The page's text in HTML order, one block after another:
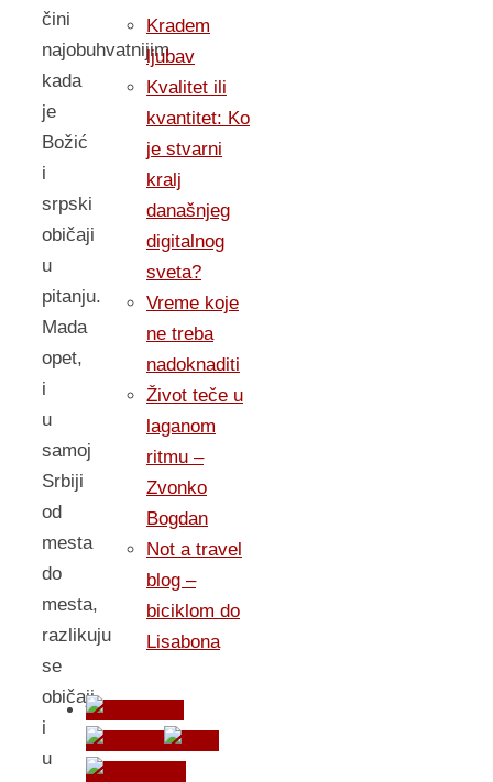
čini
najobuhvatnijim
kada
je
Božić
i
srpski
običaji
u
pitanju.
Mada
opet,
i
u
samoj
Srbiji
od
mesta
do
mesta,
razlikuju
se
običaji
i
u
Kradem
ljubav
Kvalitet ili
kvantitet: Ko
je stvarni
kralj
današnjeg
digitalnog
sveta?
Vreme koje
ne treba
nadoknaditi
Život teče u
laganom
ritmu –
Zvonko
Bogdan
Not a travel
blog –
biciklom do
Lisabona